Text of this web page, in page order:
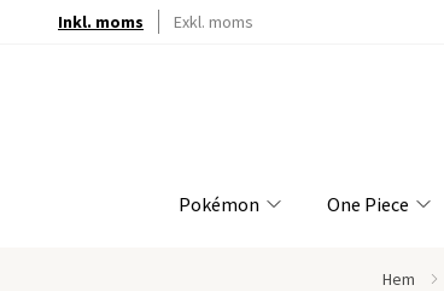
Inkl. moms Exkl. moms
Pokémon One Piece
Hem